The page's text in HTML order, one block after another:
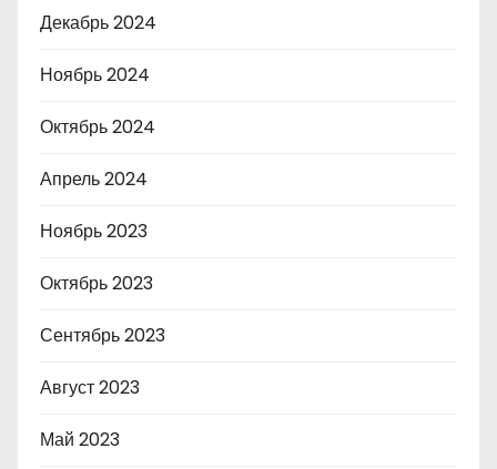
Декабрь 2024
Ноябрь 2024
Октябрь 2024
Апрель 2024
Ноябрь 2023
Октябрь 2023
Сентябрь 2023
Август 2023
Май 2023